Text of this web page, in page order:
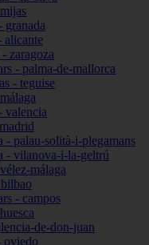
granada
alicante
zaragoza
- palma-de-mallorca
- teguise
valencia
- palau-solità-i-plegamans
- vilanova-i-la-geltrú
málaga
- campos
de-don-juan
oviedo